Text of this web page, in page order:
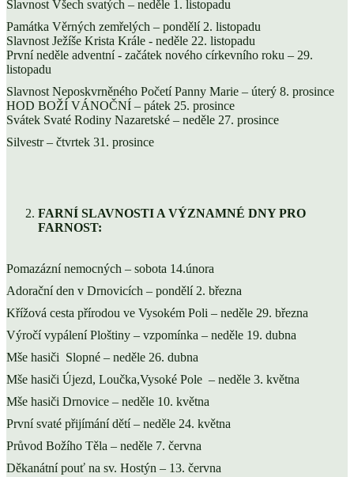
Slavnost Všech svatých – neděle 1. listopadu
Památka Věrných zemřelých – pondělí 2. listopadu
Slavnost Ježíše Krista Krále - neděle 22. listopadu
První neděle adventní - začátek nového církevního roku – 29.
listopadu
Slavnost Neposkvrněného Početí Panny Marie – úterý 8. prosince
HOD BOŽÍ VÁNOČNÍ – pátek 25. prosince
Svátek Svaté Rodiny Nazaretské – neděle 27. prosince
Silvestr – čtvrtek 31. prosince
FARNÍ SLAVNOSTI A VÝZNAMNÉ DNY PRO
FARNOST:
Pomazázní nemocných – sobota 14.února
Adorační den v Drnovicích – pondělí 2. března
Křížová cesta přírodou ve Vysokém Poli – neděle 29. března
Výročí vypálení Ploštiny – vzpomínka – neděle 19. dubna
Mše hasiči Slopné – neděle 26. dubna
Mše hasiči Újezd, Loučka,Vysoké Pole – neděle 3. května
Mše hasiči Drnovice – neděle 10. května
První svaté přijímání dětí – neděle 24. května
Průvod Božího Těla – neděle 7. června
Děkanátní pouť na sv. Hostýn – 13. června